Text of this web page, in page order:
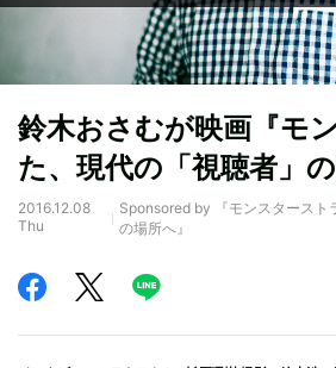
鈴木おさむが映画『モ
た、現代の「視聴者」
2016.12.08
Thu
Sponsored by 『モンスタースト
の場所へ』